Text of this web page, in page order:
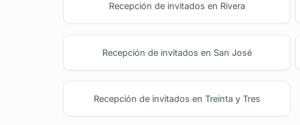
Recepción de invitados en Rivera
Recepción de invitados en San José
Recepción de invitados en Treinta y Tres